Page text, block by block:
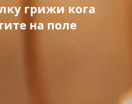
грижи кога
на поле